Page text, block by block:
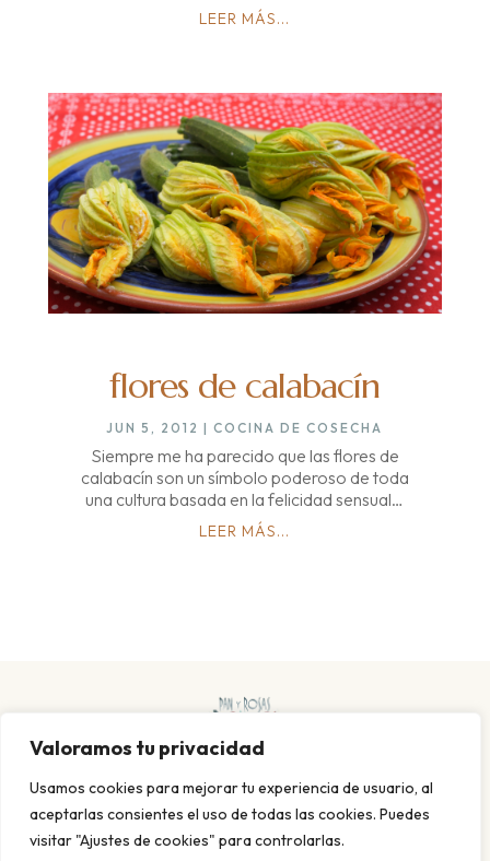
Valoramos tu privacidad
Usamos cookies para mejorar tu experiencia de usuario, al
aceptarlas consientes el uso de todas las cookies. Puedes
visitar "Ajustes de cookies" para controlarlas.
LEER MÁS...
flores de calabacín
JUN 5, 2012 |COCINA DE COSECHA
Siempre me ha parecido que las flores de
calabacín son un símbolo poderoso de toda
una cultura basada en la felicidad sensual…
LEER MÁS...